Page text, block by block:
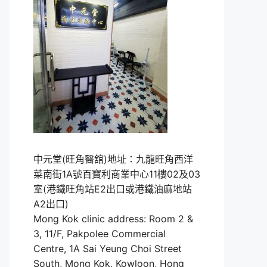
中元堂(旺角醫舘)地址：九龍旺角西洋
菜南街1A號百寶利商業中心11樓02及03
室(港鐵旺角站E2出口或港鐵油麻地站
A2出口)
Mong Kok clinic address: Room 2 &
3, 11/F, Pakpolee Commercial
Centre, 1A Sai Yeung Choi Street
South, Mong Kok, Kowloon, Hong